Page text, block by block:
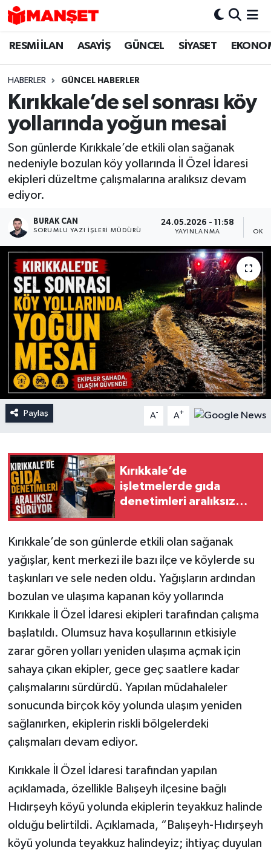
RESMİ İLAN ASAYİŞ GÜNCEL SİYASET
HABERLER GÜNCEL HABERLER
Kırıkkale’de sel sonrası köy
yollarında yoğun mesai
Son günlerde Kırıkkale’de etkili olan sağanak
nedeniyle bozulan köy yollarında İl Özel İdaresi
ekipleri düzeltme çalışmalarına aralıksız devam
ediyor.
BURAK CAN
SORUMLU YAZI İŞLERI MÜDÜRÜ
24.05.2026 - 11:58
YAYINLANMA
Paylaş A- A+
Kırıkkale’de
işletmelerde gıda
denetimleri aralıksız
Kırıkkale’de son günlerde etkili olan sağanak
yağışlar, kent merkezi ile bazı ilçe ve köylerde su
taşkınları ve sele neden oldu. Yağışların ardından
bozulan ve ulaşıma kapanan köy yollarında
Kırıkkale İl Özel İdaresi ekipleri tarafından çalışma
başlatıldı. Olumsuz hava koşullarının etkisiyle
zarar gören yolları yeniden ulaşıma açmak için
sahaya çıkan ekipler, gece geç saatlere kadar
çalışmalarını sürdürdü. Yapılan müdahaleler
sonucunda birçok köy yolunda ulaşım yeniden
sağlanırken, ekiplerin riskli bölgelerdeki
çalışmaları devam ediyor.
Kırıkkale İl Özel İdaresi tarafından yapılan
açıklamada, özellikle Balışeyh ilçesine bağlı
Hıdırşeyh köyü yolunda ekiplerin teyakkuz halinde
olduğu belirtildi. Açıklamada, “Balışeyh-Hıdırşeyh
köyü yolunda teyakkuz halindeyiz; ihtiyaç duyulan
Hava Durumu
Trafik Durumu
Süper Lig Puan Durumu ve Fikstür
Son Dakika Haberleri
Haber Arşivi